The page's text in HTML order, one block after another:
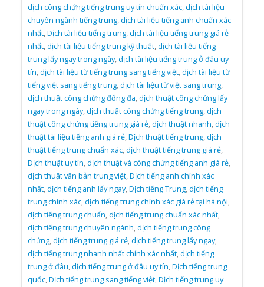
dịch công chứng tiếng trung uy tín chuẩn xác,dịch tài liệu
chuyên ngành tiếng trung,dịch tài liệu tiếng anh chuẩn xác
nhất,Dịch tài liệu tiếng trung,dịch tài liệu tiếng trung giá rẻ
nhất,dịch tài liệu tiếng trung kỹ thuật,dịch tài liệu tiếng
trung lấy ngay trong ngày,dịch tài liệu tiếng trung ở đâu uy
tín,dịch tài liệu từ tiếng trung sang tiếng việt,dịch tài liệu từ
tiếng việt sang tiếng trung,dịch tài liệu từ việt sang trung,
dịch thuật công chứng đống đa,dịch thuật công chứng lấy
ngay trong ngày,dịch thuật công chứng tiếng trung,dịch
thuật công chứng tiếng trung giá rẻ,dịch thuật nhanh,dịch
thuật tài liệu tiếng anh giá rẻ,Dịch thuật tiếng trung,dịch
thuật tiếng trung chuẩn xác,dịch thuật tiếng trung giá rẻ,
Dịch thuật uy tín,dịch thuật và công chứng tiếng anh giá rẻ,
dịch thuật văn bản trung việt,Dịch tiếng anh chính xác
nhất,dịch tiếng anh lấy ngay,Dịch tiếng Trung,dịch tiếng
trung chính xác,dịch tiếng trung chính xác giá rẻ tại hà nội,
dịch tiếng trung chuẩn,dịch tiếng trung chuẩn xác nhất,
dịch tiếng trung chuyên ngành,dịch tiếng trung công
chứng,dịch tiếng trung giá rẻ,dịch tiếng trung lấy ngay,
dịch tiếng trung nhanh nhất chính xác nhất,dịch tiếng
trung ở đâu,dịch tiếng trung ở đâu uy tín,Dịch tiếng trung
quốc,Dịch tiếng trung sang tiếng việt,Dịch tiếng trung uy